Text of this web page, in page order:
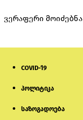
ვერაფერი მოიძებნა
COVID-19
პოლიტიკა
საზოგადოება